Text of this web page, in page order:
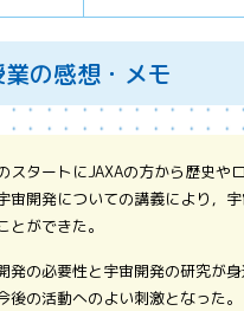
の感想・メモ
スタートにJAXAの方から歴史や
宙開発についての講義により，
とができた。
発の必要性と宇宙開発の研究が
後の活動へのよい刺激となった。